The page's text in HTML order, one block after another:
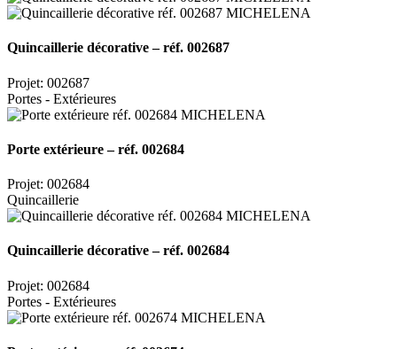
Quincaillerie décorative – réf. 002687
Projet: 002687
Portes - Extérieures
Porte extérieure – réf. 002684
Projet: 002684
Quincaillerie
Quincaillerie décorative – réf. 002684
Projet: 002684
Portes - Extérieures